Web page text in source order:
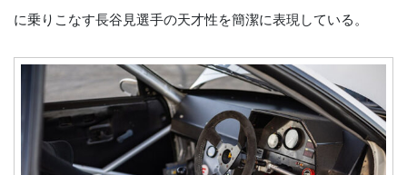
に乗りこなす長谷見選手の天才性を簡潔に表現している。